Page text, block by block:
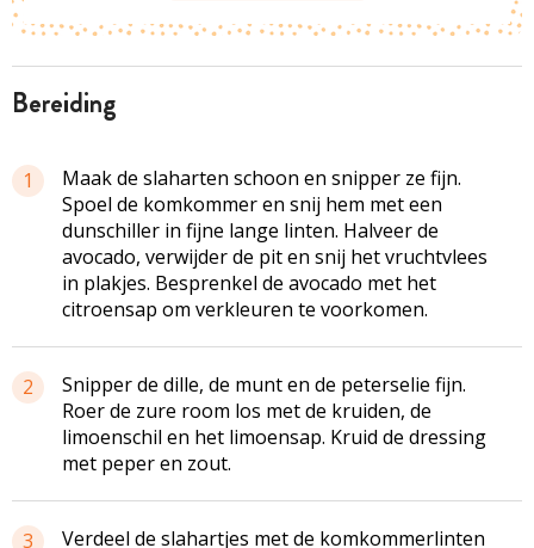
bereiding
1
Maak de slaharten schoon en snipper ze fijn.
Spoel de komkommer en snij hem met een
dunschiller in fijne lange linten. Halveer de
avocado, verwijder de pit en snij het vruchtvlees
in plakjes. Besprenkel de avocado met het
citroensap om verkleuren te voorkomen.
2
Snipper de dille, de munt en de peterselie fijn.
Roer de zure room los met de kruiden, de
limoenschil en het limoensap. Kruid de dressing
met peper en zout.
3 Verdeel de slahartjes met de komkommerlinten